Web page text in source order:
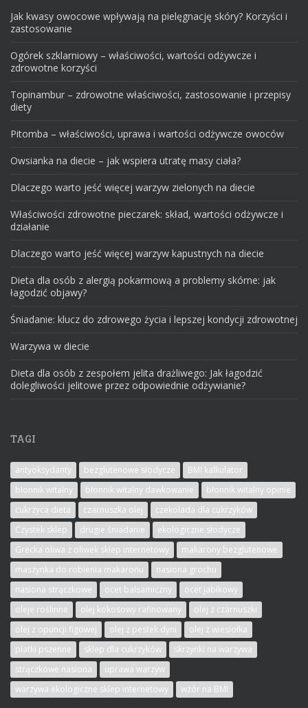
Jak kwasy owocowe wpływają na pielęgnację skóry? Korzyści i
zastosowanie
Ogórek szklarniowy – właściwości, wartości odżywcze i
zdrowotne korzyści
Topinambur – zdrowotne właściwości, zastosowanie i przepisy
diety
Pitomba – właściwości, uprawa i wartości odżywcze owoców
Owsianka na diecie – jak wspiera utratę masy ciała?
Dlaczego warto jeść więcej warzyw zielonych na diecie
Właściwości zdrowotne pieczarek: skład, wartości odżywcze i
działanie
Dlaczego warto jeść więcej warzyw kapustnych na diecie
Dieta dla osób z alergią pokarmową a problemy skórne: jak
łagodzić objawy?
Śniadanie: klucz do zdrowego życia i lepszej kondycji zdrowotnej
Warzywa w diecie
Dieta dla osób z zespołem jelita drażliwego: Jak łagodzić
dolegliwości jelitowe przez odpowiednie odżywianie?
TAGI
antyoksydanty bezglutenowe słodycze
BMI kalkulator
błonnik witalny
błonnik witalny dawkowanie
błonnik witalny opinie
cukrzyca dieta
czarnuszka olej
czekolada dla cukrzyków
Czystek sklep
drugie śniadanie
ekologiczne słodycze
Grecka oliwa z oliwek sklep internetowy
makarony bezglutenowe
maszynka do robienia makaronu
nasiona grochu
nasiona strączkowe
ocet balsamiczny
ocet jabłkowy
oleje roślinne
olej kokosowy rafinowany
olej z czarnuszki
olej z opuncji figowej
olej z pestek dyni
olej z wiesiołka
płatki pszenne
sklep dla cukrzyków
skrzynki na warzywa
strączkowe nasiona
uprawa warzyw
warzywa ekologiczne sklep internetowy
wzór na BMI